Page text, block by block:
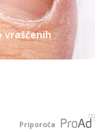
vraščenih
Priporoča